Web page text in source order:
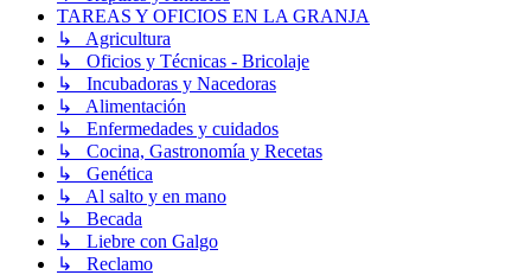
TAREAS Y OFICIOS EN LA GRANJA
↳ Agricultura
↳ Oficios y Técnicas - Bricolaje
↳ Incubadoras y Nacedoras
↳ Alimentación
↳ Enfermedades y cuidados
↳ Cocina, Gastronomía y Recetas
↳ Genética
↳ Al salto y en mano
↳ Becada
↳ Liebre con Galgo
↳ Reclamo